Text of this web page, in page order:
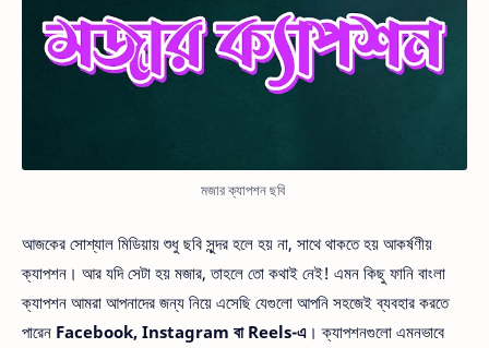
মজার ক্যাপশন ছবি
আজকের সোশ্যাল মিডিয়ায় শুধু ছবি সুন্দর হলে হয় না, সাথে থাকতে হয় আকর্ষণীয়
ক্যাপশন। আর যদি সেটা হয় মজার, তাহলে তো কথাই নেই! এমন কিছু ফানি বাংলা
ক্যাপশন আমরা আপনাদের জন্য নিয়ে এসেছি যেগুলো আপনি সহজেই ব্যবহার করতে
পারেন Facebook, Instagram বা Reels-এ । ক্যাপশনগুলো এমনভাবে